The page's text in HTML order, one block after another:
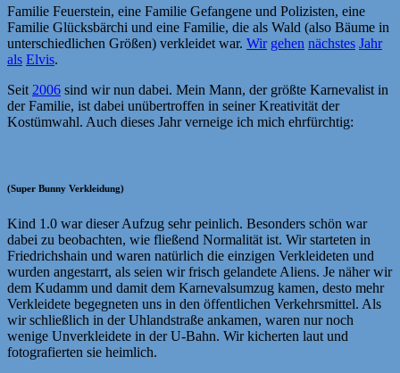
Familie Feuerstein, eine Familie Gefangene und Polizisten, eine
Familie Glücksbärchi und eine Familie, die als Wald (also Bäume in
unterschiedlichen Größen) verkleidet war. Wir gehen nächstes Jahr
als Elvis.
Seit 2006 sind wir nun dabei. Mein Mann, der größte Karnevalist in
der Familie, ist dabei unübertroffen in seiner Kreativität der
Kostümwahl. Auch dieses Jahr verneige ich mich ehrfürchtig:
(Super Bunny Verkleidung)
Kind 1.0 war dieser Aufzug sehr peinlich. Besonders schön war
dabei zu beobachten, wie fließend Normalität ist. Wir starteten in
Friedrichshain und waren natürlich die einzigen Verkleideten und
wurden angestarrt, als seien wir frisch gelandete Aliens. Je näher wir
dem Kudamm und damit dem Karnevalsumzug kamen, desto mehr
Verkleidete begegneten uns in den öffentlichen Verkehrsmittel. Als
wir schließlich in der Uhlandstraße ankamen, waren nur noch
wenige Unverkleidete in der U-Bahn. Wir kicherten laut und
fotografierten sie heimlich.